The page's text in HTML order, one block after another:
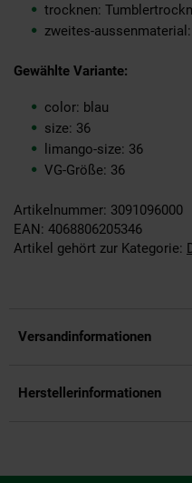
trocknen:
zweites-
Gewählte Variante:
color: blau
size: 36
limango-size: 36
VG-Größe: 36
Artikelnummer: 3091096000
EAN: 4068806205346
Artikel gehört zur Kategorie:
Versandinformationen
Herstellerinformationen